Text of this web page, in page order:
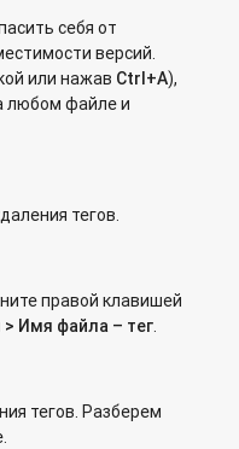
и толстым томами
сетевому хранилищу
без белого IP-
себя от
версий.
или нажав Ctrl+A),
любом файле и
тегов.
правой клавишей
Имя файла – тег.
тегов. Разберем